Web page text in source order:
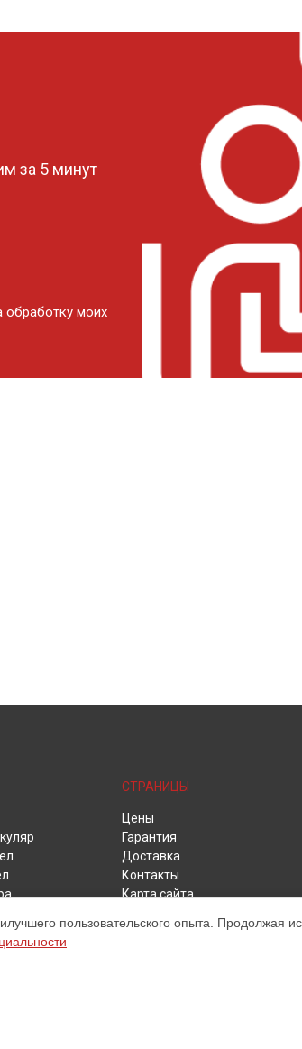
за 5 минут
обработку моих
СТРАНИЦЫ
Цены
Гарантия
Доставка
Контакты
Карта сайта
пользовательского опыта. Продолжая